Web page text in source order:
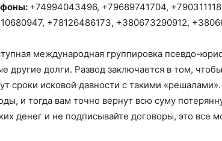
+74994043496, +79689741704,
+78126486173, +380673290912,
международная группировка псевдо-
другие долги. Развод заключается в том,
сроки исковой давности с такими
и тогда вам точно вернут всю суму
денег и не подписывайте договоры, это